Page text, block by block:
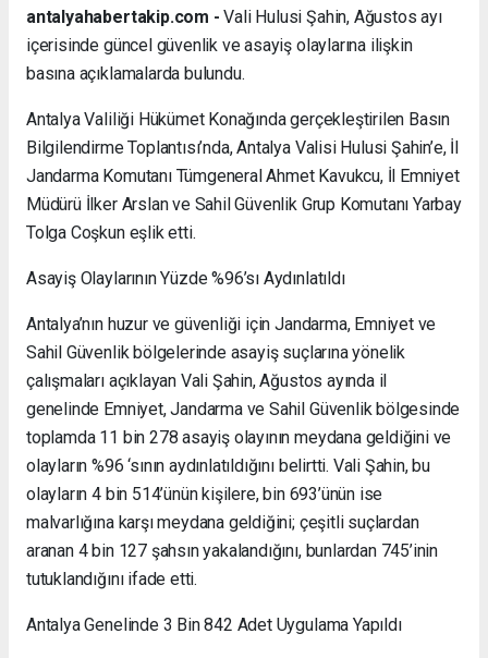
antalyahabertakip.com - Vali Hulusi Şahin, Ağustos ayı
içerisinde güncel güvenlik ve asayiş olaylarına ilişkin
basına açıklamalarda bulundu.
Antalya Valiliği Hükümet Konağında gerçekleştirilen Basın
Bilgilendirme Toplantısı’nda, Antalya Valisi Hulusi Şahin’e, İl
Jandarma Komutanı Tümgeneral Ahmet Kavukcu, İl Emniyet
Müdürü İlker Arslan ve Sahil Güvenlik Grup Komutanı Yarbay
Tolga Coşkun eşlik etti.
Asayiş Olaylarının Yüzde %96’sı Aydınlatıldı
Antalya’nın huzur ve güvenliği için Jandarma, Emniyet ve
Sahil Güvenlik bölgelerinde asayiş suçlarına yönelik
çalışmaları açıklayan Vali Şahin, Ağustos ayında il
genelinde Emniyet, Jandarma ve Sahil Güvenlik bölgesinde
toplamda 11 bin 278 asayiş olayının meydana geldiğini ve
olayların %96 ‘sının aydınlatıldığını belirtti. Vali Şahin, bu
olayların 4 bin 514’ünün kişilere, bin 693’ünün ise
malvarlığına karşı meydana geldiğini; çeşitli suçlardan
aranan 4 bin 127 şahsın yakalandığını, bunlardan 745’inin
tutuklandığını ifade etti.
Antalya Genelinde 3 Bin 842 Adet Uygulama Yapıldı